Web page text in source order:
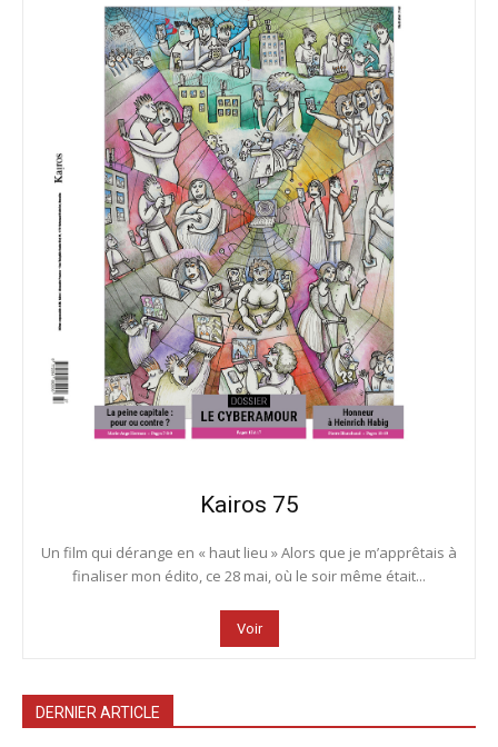
Kairos 75
Un film qui dérange en « haut lieu » Alors que je m’apprêtais à
finaliser mon édito, ce 28 mai, où le soir même était...
Voir
DERNIER ARTICLE